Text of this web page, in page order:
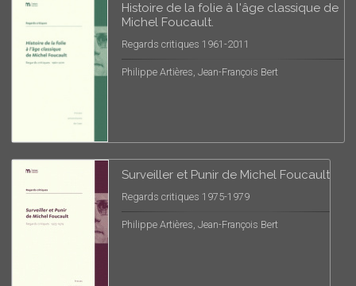
Histoire de la folie à l'âge classique de
Michel Foucault.
Regards critiques 1961-2011
Philippe Artières, Jean-François Bert
Surveiller et Punir de Michel Foucault
Regards critiques 1975-1979
Philippe Artières, Jean-François Bert